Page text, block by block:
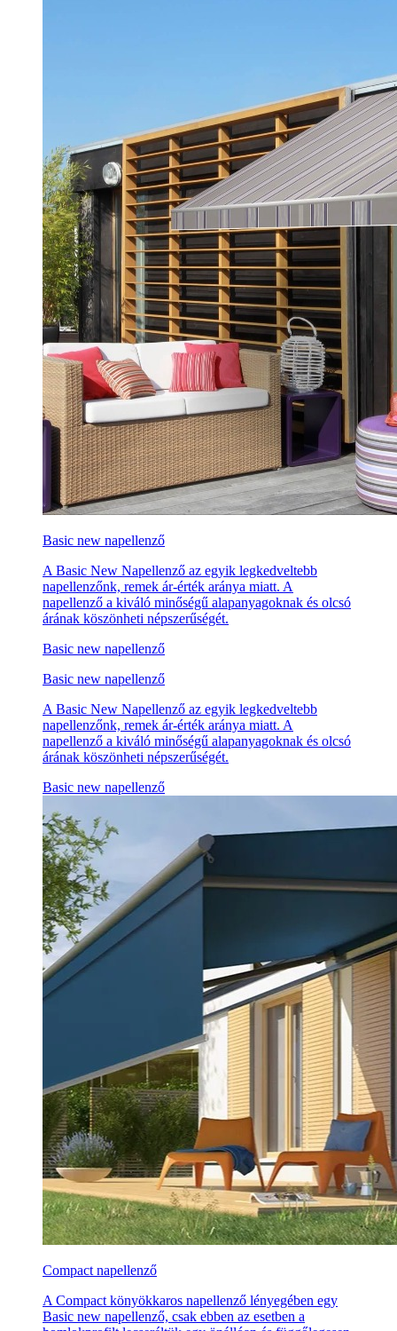
Basic new napellenző
A Basic New Napellenző az egyik legkedveltebb
napellenzőnk, remek ár-érték aránya miatt. A
napellenző a kiváló minőségű alapanyagoknak és olcsó
árának köszönheti népszerűségét.
Basic new napellenző
Basic new napellenző
A Basic New Napellenző az egyik legkedveltebb
napellenzőnk, remek ár-érték aránya miatt. A
napellenző a kiváló minőségű alapanyagoknak és olcsó
árának köszönheti népszerűségét.
Basic new napellenző
Compact napellenző
A Compact könyökkaros napellenző lényegében egy
Basic new napellenző, csak ebben az esetben a